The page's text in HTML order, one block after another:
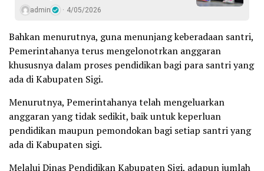
admin 4/05/2026
Bahkan menurutnya, guna menunjang keberadaan santri,
Pemerintahanya terus mengelonotrkan anggaran
khususnya dalam proses pendidikan bagi para santri yang
ada di Kabupaten Sigi.
Menurutnya, Pemerintahanya telah mengeluarkan
anggaran yang tidak sedikit, baik untuk keperluan
pendidikan maupun pemondokan bagi setiap santri yang
ada di Kabupaten sigi.
Melalui Dinas Pendidikan Kabupaten Sigi, adapun jumlah